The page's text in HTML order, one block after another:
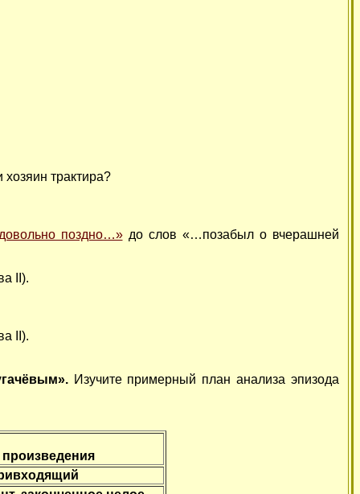
трактира?
поздно…»до слов «…позабыл о вчерашней
II).
II).
Изучите примерный план анализа эпизода
произведения